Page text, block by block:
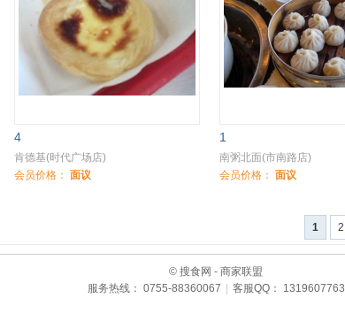
4
肯德基(时代广场店)
会员价格： 面议
1
南粥北面(市南路店)
会员价格： 面议
1 2
© 搜食网 - 商家联盟
服务热线： 0755-88360067
客服QQ： 1319607763